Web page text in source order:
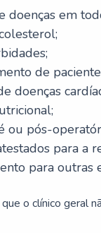
doenças em
de
doenças
ou pós-
para a
para outras
o clínico geral